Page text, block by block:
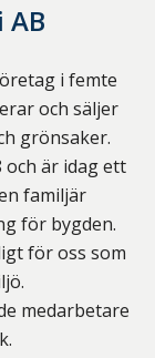
i femte
och säljer
grönsaker.
och är idag ett
familjär
för bygden.
för oss som
medarbetare